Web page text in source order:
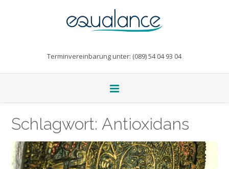
Terminvereinbarung unter: (089) 54 04 93 04
Schlagwort: Antioxidans